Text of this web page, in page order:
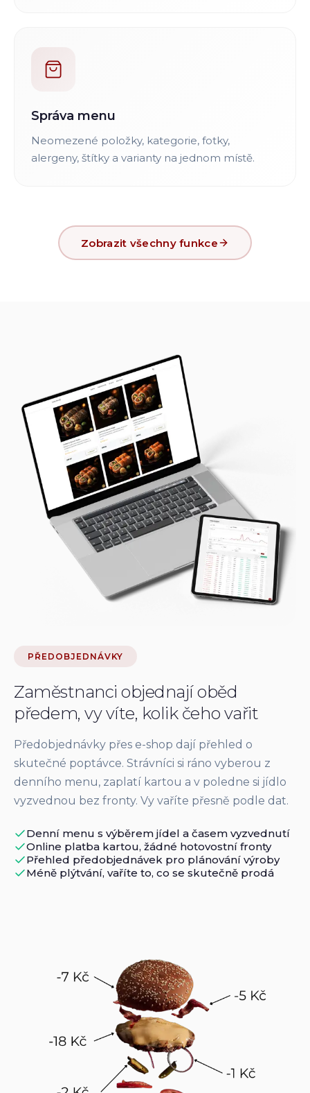
Správa menu
Neomezené položky, kategorie, fotky,
alergeny, štítky a varianty na jednom místě.
Zobrazit všechny funkce
PŘEDOBJEDNÁVKY
Zaměstnanci objednají oběd
předem, vy víte, kolik čeho vařit
Předobjednávky přes e-shop dají přehled o
skutečné poptávce. Strávníci si ráno vyberou z
denního menu, zaplatí kartou a v poledne si jídlo
vyzvednou bez fronty. Vy vaříte přesně podle dat.
Denní menu s výběrem jídel a časem vyzvednutí
Online platba kartou, žádné hotovostní fronty
Přehled předobjednávek pro plánování výroby
Méně plýtvání, vaříte to, co se skutečně prodá